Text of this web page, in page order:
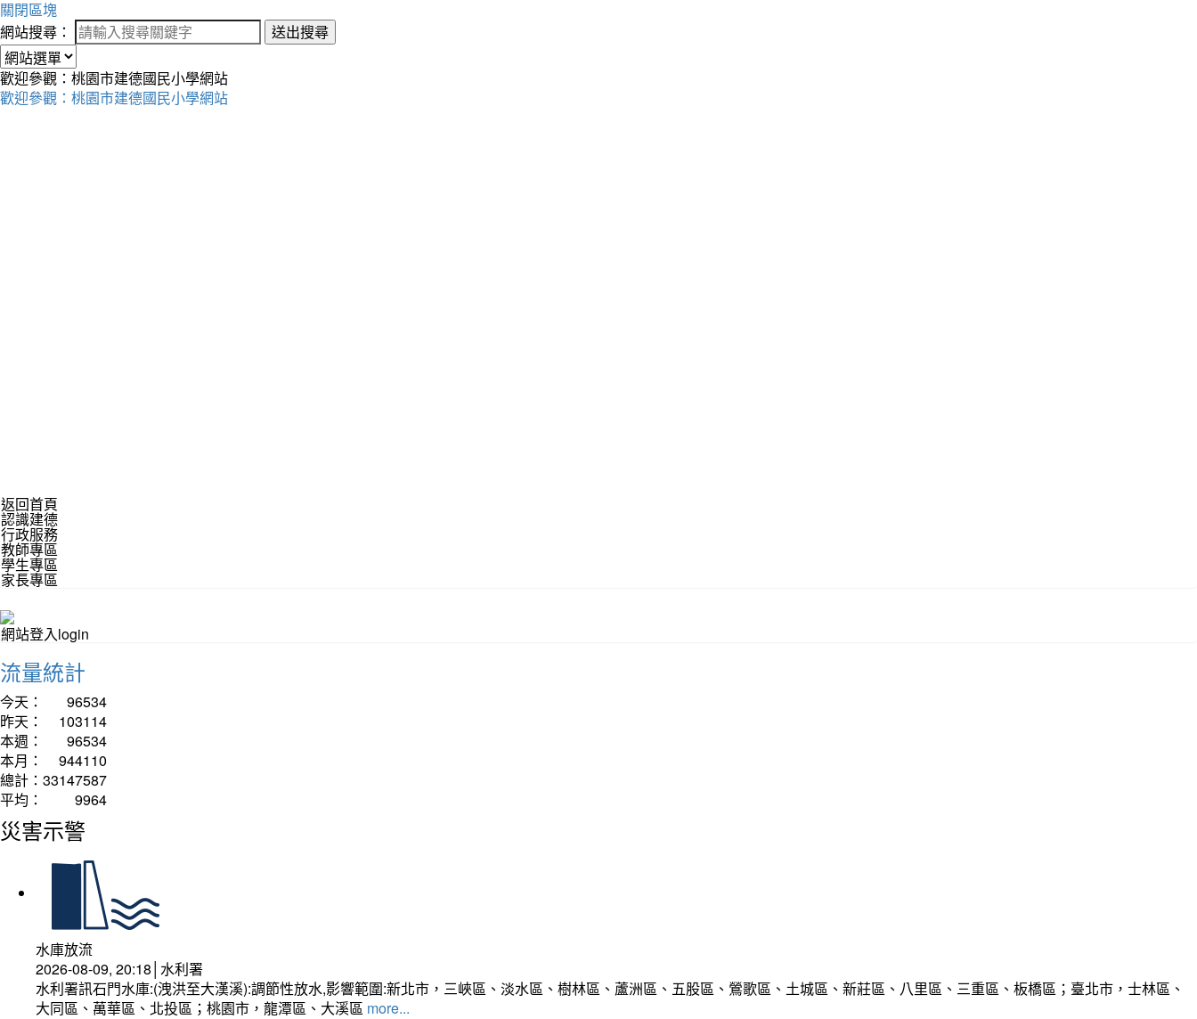
關閉區塊
網站搜尋：
送出搜尋
歡迎參觀：桃園市建德國民小學網站
歡迎參觀：桃園市建德國民小學網站
返回首頁
認識建德
行政服務
教師專區
學生專區
家長專區
網站登入login
流量統計
今天：
96534
昨天：
103114
本週：
96534
本月：
944110
總計： 33147587
平均：
9964
災害示警
水庫放流
2026-08-09, 20:18│水利署
水利署訊石門水庫:(洩洪至大漢溪):調節性放水,影響範圍:新北市，三峽區、淡水區、樹林區、蘆洲區、五股區、鶯歌區、土城區、新莊區、八里區、三重區、板橋區；臺北市，士林區、
大同區、萬華區、北投區；桃園市，龍潭區、大溪區 more...